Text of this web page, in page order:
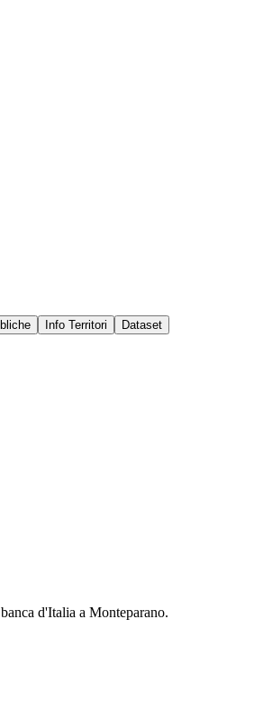
Info Territori Dataset
d'Italia a Monteparano.